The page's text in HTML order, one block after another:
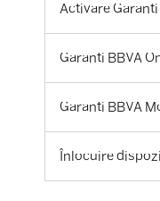
Activare
Garanti BBVA
Garanti BBVA
Înlocuire